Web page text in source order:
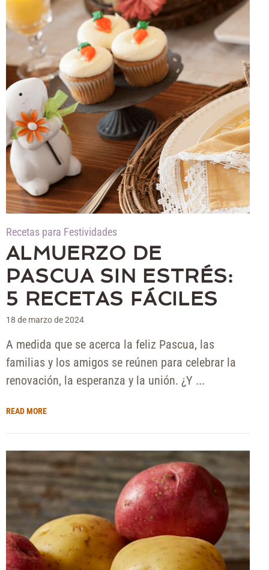
Recetas para Festividades
ALMUERZO DE
PASCUA SIN ESTRÉS:
5 RECETAS FÁCILES
18 de marzo de 2024
A medida que se acerca la feliz Pascua, las
familias y los amigos se reúnen para celebrar la
renovación, la esperanza y la unión. ¿Y ...
READ MORE